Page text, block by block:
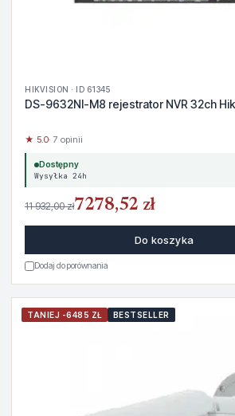
HIKVISION · ID 61345
DS-9632NI-M8 rejestrator NVR 32ch
★ 5.0· 7 opinii
Dostępny
Wysyłka 24h
11 932,00 zł7278,52 zł
Do koszyka
Dodaj do porównania
TANIEJ -6485 ZŁ BESTSELLER